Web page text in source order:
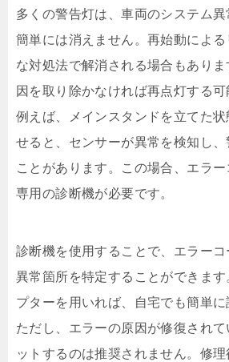
多くの警告灯は、車両のシステム異
簡単には消えません。再始動によ
な対処法で解消される場合もあり
因を取り除かなければ再点灯する可
例えば、メインスタンドを立てた状
せると、センサーが異常を検知し
ことがあります。この場合、エラ
専用の診断機が必要です。
診断機を使用することで、エラーコ
異常箇所を特定することができま
プターを用いれば、自宅でも簡単に
ただし、エラーの原因が修復され
ットするのは推奨されません。修